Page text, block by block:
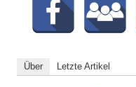
Über Letzte Artikel